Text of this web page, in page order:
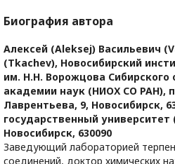
Биография автора
Алексей (Aleksej) Васильевич
(Tkachev), Новосибирский
им. Н.Н. Ворожцова Сибирского
академии наук (НИОХ СО РАН),
Лаврентьева, 9, Новосибирск,
государственный университет
Новосибирск, 630090
Заведующий лабораторией
соединений, доктор химических